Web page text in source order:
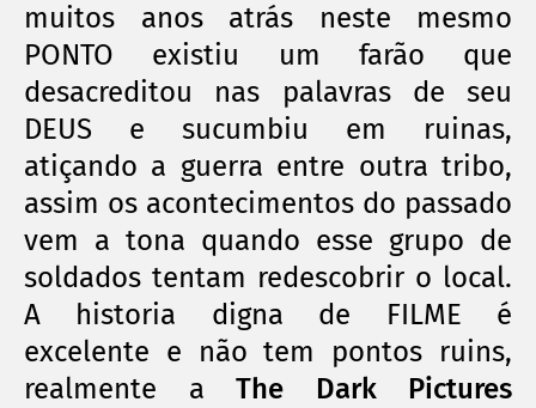
muitos anos atrás neste mesmo
PONTO existiu um farão que
desacreditou nas palavras de seu
DEUS e sucumbiu em ruinas,
atiçando a guerra entre outra tribo,
assim os acontecimentos do passado
vem a tona quando esse grupo de
soldados tentam redescobrir o local.
A historia digna de FILME é
excelente e não tem pontos ruins,
realmente a The Dark Pictures